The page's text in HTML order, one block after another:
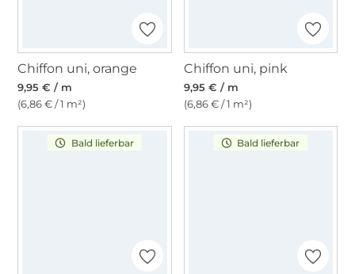
Chiffon uni, orange
9,95 € / m
(6,86 € / 1 m²)
Chiffon uni, pink
9,95 € / m
(6,86 € / 1 m²)
Bald lieferbar Bald lieferbar